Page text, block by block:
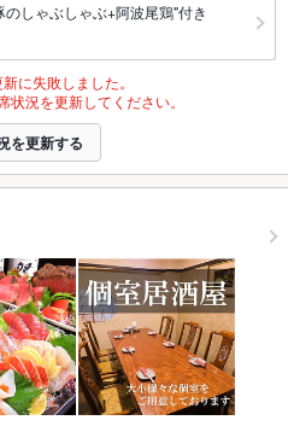
しゃぶしゃぶ+阿波尾鶏"付き
に失敗しました。
況を更新してください。
を更新する